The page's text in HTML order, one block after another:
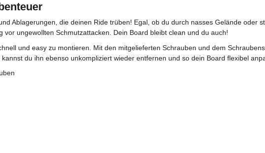
Ablagerungen, die deinen Ride trüben! Egal, ob du durch nasses Gelände oder
ungewollten Schmutzattacken. Dein Board bleibt clean und du auch!
und easy zu montieren. Mit den mitgelieferten Schrauben und dem
du ihn ebenso unkompliziert wieder entfernen und so dein Board flexibel